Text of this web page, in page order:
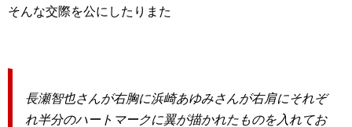
そんな交際を公にしたりまた
長瀬智也さんが右胸に浜崎あゆみさんが右肩にそれぞ
れ半分のハートマークに翼が描かれたものを入れてお